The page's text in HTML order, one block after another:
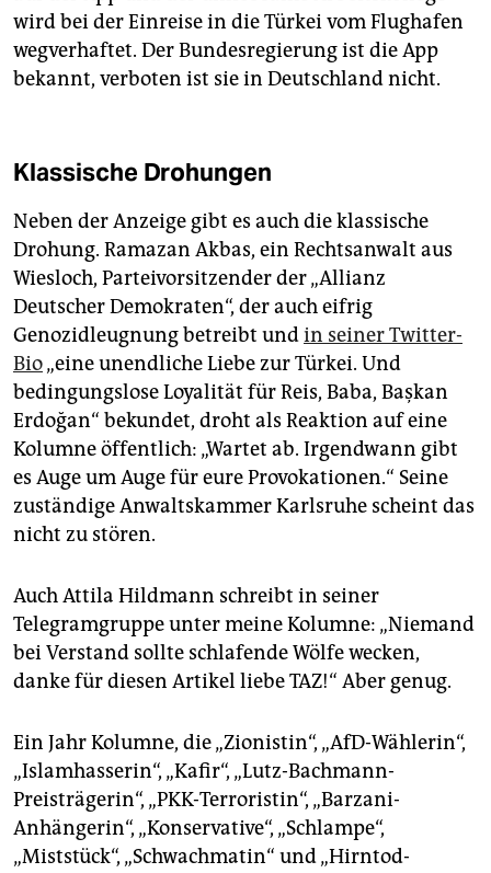
wird bei der Einreise in die Türkei vom Flughafen
wegverhaftet. Der Bundesregierung ist die App
bekannt, verboten ist sie in Deutschland nicht.
Klassische Drohungen
Neben der Anzeige gibt es auch die klassische
Drohung. Ramazan Akbas, ein Rechtsanwalt aus
Wiesloch, Parteivorsitzender der „Allianz
Deutscher Demokraten“, der auch eifrig
Genozidleugnung betreibt undin seiner Twitter-
Bio„eine unendliche Liebe zur Türkei. Und
bedingungslose Loyalität für Reis, Baba, Başkan
Erdoğan“ bekundet, droht als Reaktion auf eine
Kolumne öffentlich: „Wartet ab. Irgendwann gibt
es Auge um Auge für eure Provokationen.“ Seine
zuständige Anwaltskammer Karlsruhe scheint das
nicht zu stören.
Auch Attila Hildmann schreibt in seiner
Telegramgruppe unter meine Kolumne: „Niemand
bei Verstand sollte schlafende Wölfe wecken,
danke für diesen Artikel liebe TAZ!“ Aber genug.
Ein Jahr Kolumne, die „Zionistin“, „AfD-Wählerin“,
„Islamhasserin“, „Kafir“, „Lutz-Bachmann-
Preisträgerin“, „PKK-Terroristin“, „Barzani-
Anhängerin“, „Konservative“, „Schlampe“,
„Miststück“, „Schwachmatin“ und „Hirntod-